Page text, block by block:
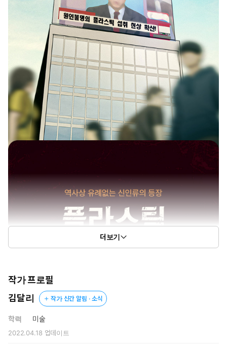
더보기
작가 프로필
김달리
작가 신간 알림 · 소식
학력 미술
2022.04.18 업데이트